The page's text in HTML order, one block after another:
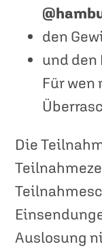
den
und den
Für wen
Die
Auslosung